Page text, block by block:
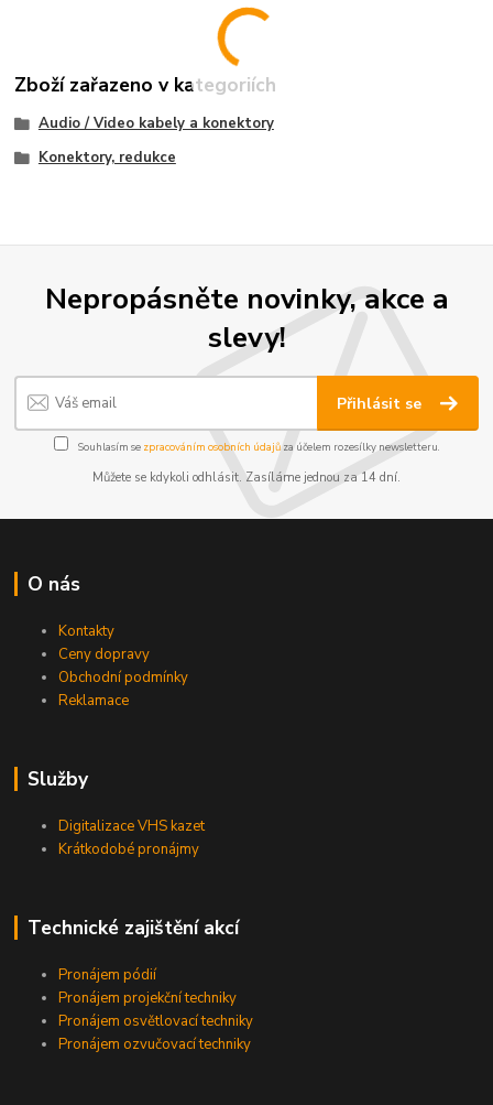
Zboží zařazeno v kategoriích
Audio / Video kabely a konektory
Konektory, redukce
Nepropásněte novinky, akce a
slevy!
Přihlásit se
Souhlasím se zpracováním osobních údajůza účelem rozesílky newsletteru.
Můžete se kdykoli odhlásit. Zasíláme jednou za 14 dní.
O nás
Kontakty
Ceny dopravy
Obchodní podmínky
Reklamace
Služby
Digitalizace VHS kazet
Krátkodobé pronájmy
Technické zajištění akcí
Pronájem pódií
Pronájem projekční techniky
Pronájem osvětlovací techniky
Pronájem ozvučovací techniky